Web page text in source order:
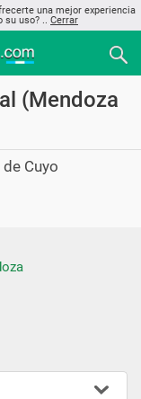
una mejor experiencia
su uso? .. Cerrar
(Mendoza
Cuyo